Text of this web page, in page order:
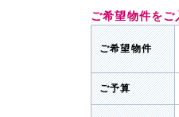
ご希望物件を
ご希望物件
ご予算